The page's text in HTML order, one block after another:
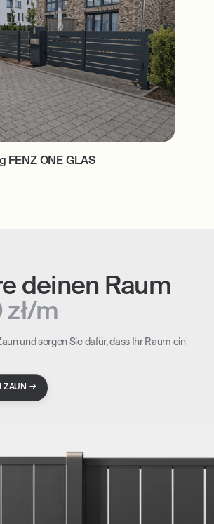
FENZ ONE GLAS
deinen Raum
zł/m
und sorgen Sie dafür, dass Ihr Raum ein
ZAUN →